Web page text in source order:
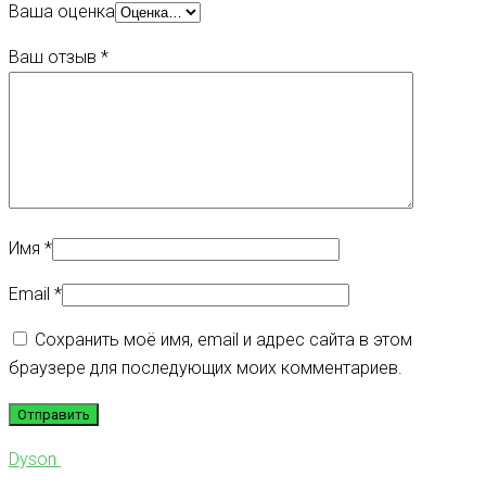
Ваша оценка
Ваш отзыв *
Имя *
Email *
Сохранить моё имя, email и адрес сайта в этом
браузере для последующих моих комментариев.
Dyson